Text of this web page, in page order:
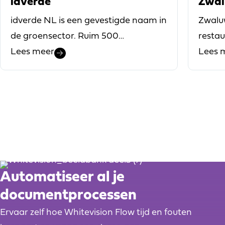
idverde NL is een gevestigde naam in
de groensector. Ruim 500
medewerkers werken vanuit een
twintigtal locaties in Nederland en
bedrijven, projectontwikkelaars,
recreatieparken,
woningbouwcorporaties en diverse
(semi-)overheden. idverde NL werkt
Lees meer
Het
Lees
Automatiseer al je
documentprocessen
Ervaar zelf hoe Whitevision Flow tijd en fouten